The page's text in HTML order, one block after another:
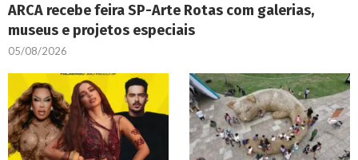
ARCA recebe feira SP-Arte Rotas com galerias,
museus e projetos especiais
05/08/2026